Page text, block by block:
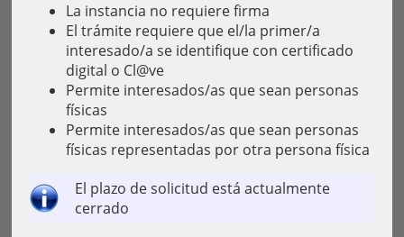
La instancia no requiere firma
El trámite requiere que el/la primer/a
interesado/a se identifique con certificado
digital o Cl@ve
Permite interesados/as que sean personas
físicas
Permite interesados/as que sean personas
físicas representadas por otra persona física
El plazo de solicitud está actualmente
cerrado